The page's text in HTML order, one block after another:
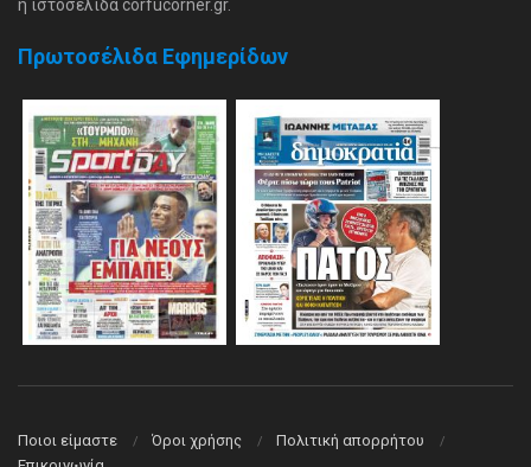
η ιστοσελίδα corfucorner.gr.
Πρωτοσέλιδα Εφημερίδων
Ποιοι είμαστε Όροι χρήσης
Πολιτική απορρήτου